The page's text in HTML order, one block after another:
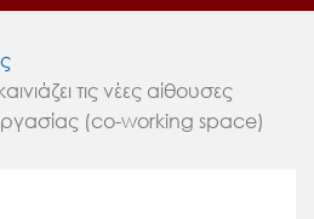
τις νέες αίθουσες
(co-working space)